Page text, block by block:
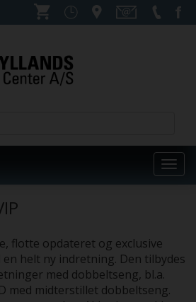
flotte opdateret og exclusive
en helt ny indretning. Den tilbydes
med dobbeltseng, bl.a.
med midterstillet dobbeltseng.